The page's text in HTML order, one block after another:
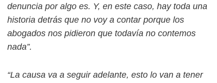
denuncia por algo es. Y, en este caso, hay toda una
historia detrás que no voy a contar porque los
abogados nos pidieron que todavía no contemos
nada”.
“La causa va a seguir adelante, esto lo van a tener